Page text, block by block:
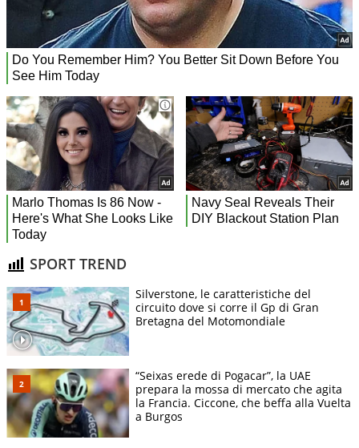
SPORT TREND
Silverstone, le caratteristiche del
circuito dove si corre il Gp di Gran
Bretagna del Motomondiale
“Seixas erede di Pogacar”, la UAE
prepara la mossa di mercato che agita
la Francia. Ciccone, che beffa alla Vuelta
a Burgos